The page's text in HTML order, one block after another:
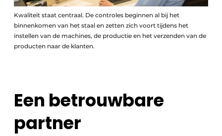
Kwaliteit staat centraal. De controles beginnen al bij het
binnenkomen van het staal en zetten zich voort tijdens het
instellen van de machines, de productie en het verzenden van de
producten naar de klanten.
Een betrouwbare
partner